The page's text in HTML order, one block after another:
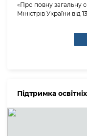
«Про повну загальну
Міністрів України від
Підтримка